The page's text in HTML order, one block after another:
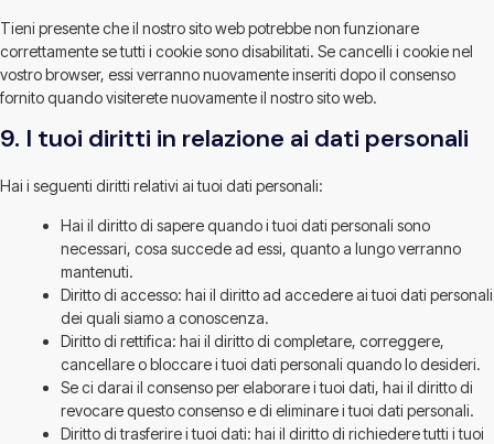
Tieni presente che il nostro sito web potrebbe non funzionare
correttamente se tutti i cookie sono disabilitati. Se cancelli i cookie nel
vostro browser, essi verranno nuovamente inseriti dopo il consenso
fornito quando visiterete nuovamente il nostro sito web.
9. I tuoi diritti in relazione ai dati personali
Hai i seguenti diritti relativi ai tuoi dati personali:
Hai il diritto di sapere quando i tuoi dati personali sono
necessari, cosa succede ad essi, quanto a lungo verranno
mantenuti.
Diritto di accesso: hai il diritto ad accedere ai tuoi dati personali
dei quali siamo a conoscenza.
Diritto di rettifica: hai il diritto di completare, correggere,
cancellare o bloccare i tuoi dati personali quando lo desideri.
Se ci darai il consenso per elaborare i tuoi dati, hai il diritto di
revocare questo consenso e di eliminare i tuoi dati personali.
Diritto di trasferire i tuoi dati: hai il diritto di richiedere tutti i tuoi